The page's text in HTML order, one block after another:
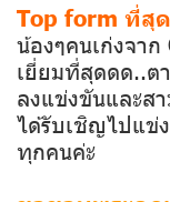
Top form ที่สุ
น้องๆคนเก่งจา
เยี่ยมที่สุดดด..ต
ลงแข่งขันและส
ได้รับเชิญไปแข่
ทุกคนค่ะ